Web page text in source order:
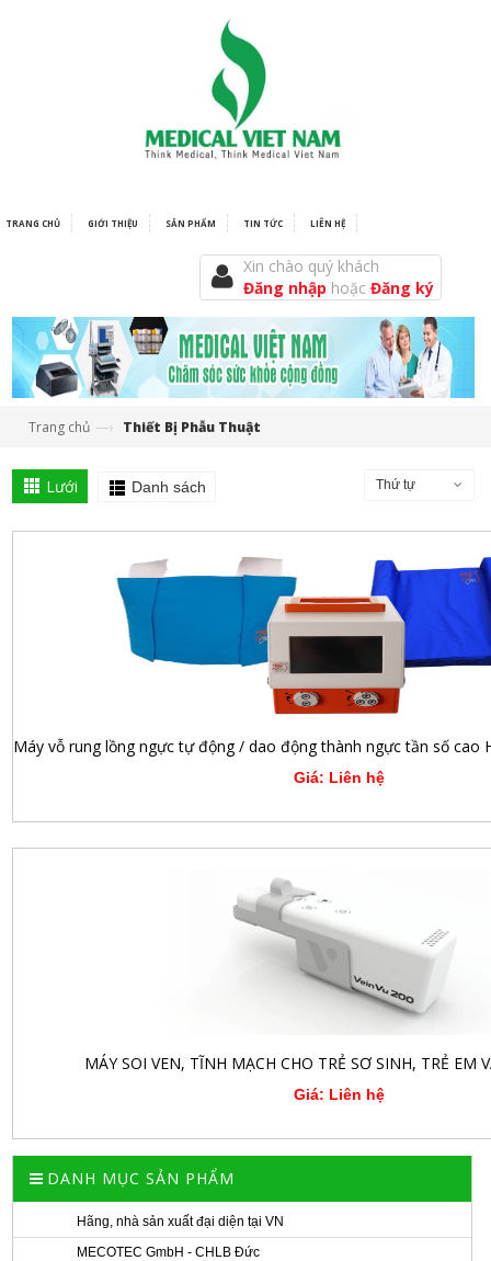
TRANG CHỦ GIỚI THIỆU SẢN PHẨM TIN TỨC LIÊN HỆ
Xin chào quý khách
Đăng nhập hoặcĐăng ký
Trang chủ —› Thiết Bị Phẫu Thuật
Lưới Danh sách Thứ tự
Giá: Liên hệ
MÁY SOI VEN, TĨNH MẠCH CHO TRẺ SƠ SINH, TRẺ EM
Giá: Liên hệ
DANH MỤC SẢN PHẨM
Hãng, nhà sản xuất đại diện tại VN
MECOTEC GmbH - CHLB Đức